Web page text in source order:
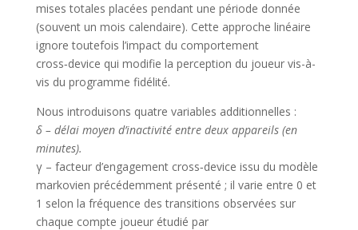
mises totales placées pendant une période donnée
(souvent un mois calendaire). Cette approche linéaire
ignore toutefois l’impact du comportement
cross‑device qui modifie la perception du joueur vis-à-
vis du programme fidélité.
Nous introduisons quatre variables additionnelles :
δ – délai moyen d’inactivité entre deux appareils (en
minutes).
γ – facteur d’engagement cross‑device issu du modèle
markovien précédemment présenté ; il varie entre 0 et
1 selon la fréquence des transitions observées sur
chaque compte joueur étudié par